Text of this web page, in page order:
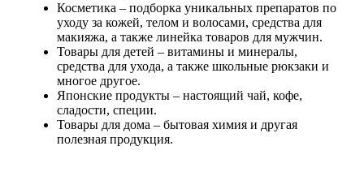
Косметика – подборка уникальных препаратов по
уходу за кожей, телом и волосами, средства для
макияжа, а также линейка товаров для мужчин.
Товары для детей – витамины и минералы,
средства для ухода, а также школьные рюкзаки и
многое другое.
Японские продукты– настоящий чай, кофе,
сладости, специи.
Товары для дома – бытовая химия и другая
полезная продукция.